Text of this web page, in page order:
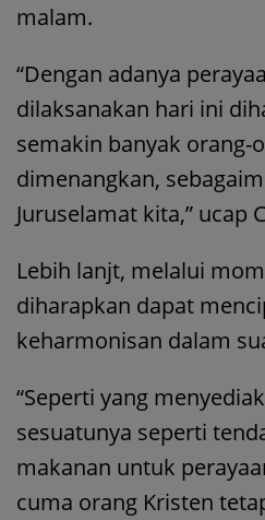
malam.
“Dengan adanya
dilaksanakan hari ini
semakin banyak orang-
dimenangkan,
Juruselamat kita,” ucap
Lebih lanjt, melalui
diharapkan dapat
keharmonisan dalam
“Seperti yang
sesuatunya seperti
makanan untuk
cuma orang Kristen